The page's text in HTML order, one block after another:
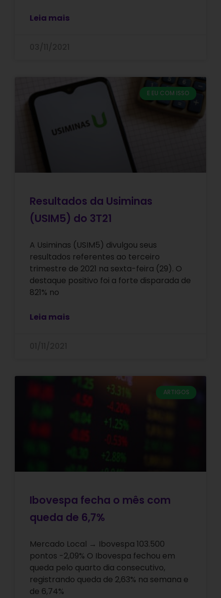
Leia mais
E EU COM ISSO
Resultados da Usiminas
(USIM5) do 3T21
A Usiminas (USIM5) divulgou seus
resultados referentes ao terceiro
trimestre de 2021 na sexta-feira (29). O
destaque positivo foi a forte disparada de
821% no
Leia mais
ARTIGOS
Ibovespa fecha o mês com
queda de 6,7%
Mercado Local → Ibovespa 103.500
pontos -2,09% O Ibovespa fechou em
queda pelo quarto dia consecutivo,
registrando queda de 2,63% na semana e
de 6,74%